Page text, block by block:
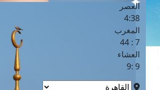
العصر
4:38
المغرب
7 : 44
العشاء
9 :9